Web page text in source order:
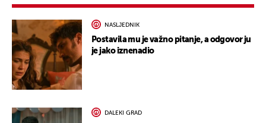
NASLJEDNIK
Postavila mu je važno pitanje, a odgovor ju
je jako iznenadio
DALEKI GRAD